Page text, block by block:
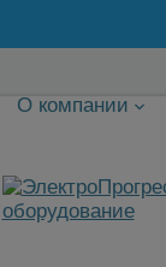
О компании